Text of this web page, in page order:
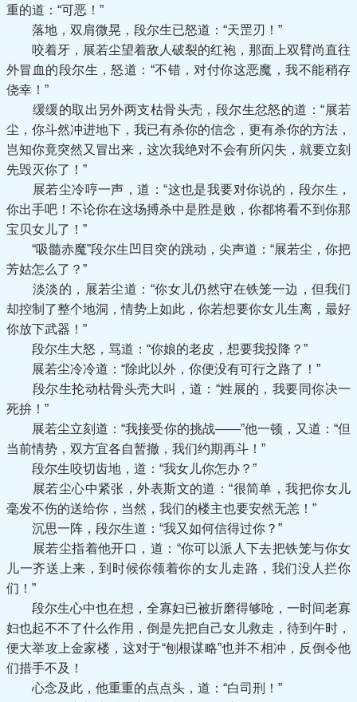
重的道：“可恶！”
落地，双肩微晃，段尔生已怒道：“天罡刃！”
咬着牙，展若尘望着敌人破裂的红袍，那面上双臂尚直往
外冒血的段尔生，怒道：“不错，对付你这恶魔，我不能稍存
侥幸！”
缓缓的取出另外两支枯骨头壳，段尔生忿怒的道：“展若
尘，你斗然冲进地下，我已有杀你的信念，更有杀你的方法，
岂知你竟突然又冒出来，这次我绝对不会有所闪失，就要立刻
先毁灭你了！”
展若尘冷哼一声，道：“这也是我要对你说的，段尔生，
你出手吧！不论你在这场搏杀中是胜是败，你都将看不到你那
宝贝女儿了！”
“吸髓赤魔”段尔生凹目突的跳动，尖声道：“展若尘，你把
芳姑怎么了？”
淡淡的，展若尘道：“你女儿仍然守在铁笼一边，但我们
却控制了整个地洞，情势上如此，你若想要你女儿生离，最好
你放下武器！”
段尔生大怒，骂道：“你娘的老皮，想要我投降？”
展若尘冷冷道：“除此以外，你便没有可行之路了！”
段尔生抡动枯骨头壳大叫，道：“姓展的，我要同你决一
死拚！”
展若尘立刻道：“我接受你的挑战——”他一顿，又道：“但
当前情势，双方宜各自暂撤，我们约期再斗！”
段尔生咬切齿地，道：“我女儿你怎办？”
展若尘心中紧张，外表斯文的道：“很简单，我把你女儿
毫发不伤的送给你，当然，我们的楼主也要安然无恙！”
沉思一阵，段尔生道：“我又如何信得过你？”
展若尘指着他开口，道：“你可以派人下去把铁笼与你女
儿一齐送上来，到时候你领着你的女儿走路，我们没人拦你
们！”
段尔生心中也在想，全寡妇已被折磨得够呛，一时间老寡
妇也起不不了什么作用，倒是先把自己女儿救走，待到午时，
便大举攻上金家楼，这对于“刨根谋略”也并不相冲，反倒令他
们措手不及！
心念及此，他重重的点点头，道：“白司刑！”